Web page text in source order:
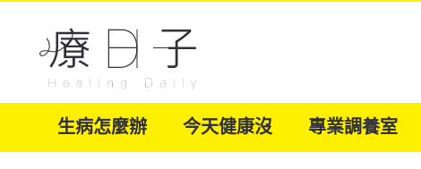
生病怎麼辦 今天健康沒 專業調養室